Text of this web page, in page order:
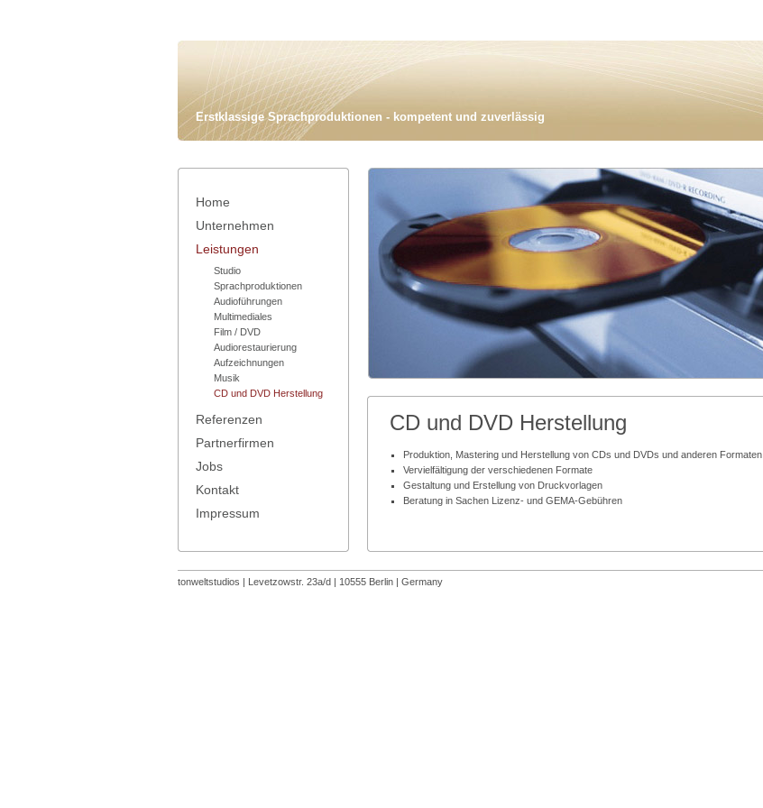
Erstklassige Sprachproduktionen - kompetent und zuverlässig
CD und DVD Herstellung
Produktion, Mastering und Herstellung von CDs und DVDs und anderen Formaten
Vervielfältigung der verschiedenen Formate
Gestaltung und Erstellung von Druckvorlagen
Beratung in Sachen Lizenz- und GEMA-Gebühren
tonweltstudios | Levetzowstr. 23a/d | 10555 Berlin | Germany
Home
Unternehmen
Leistungen
Studio
Sprachproduktionen
Audioführungen
Multimediales
Film / DVD
Audiorestaurierung
Aufzeichnungen
Musik
CD und DVD Herstellung
Referenzen
Partnerfirmen
Jobs
Kontakt
Impressum